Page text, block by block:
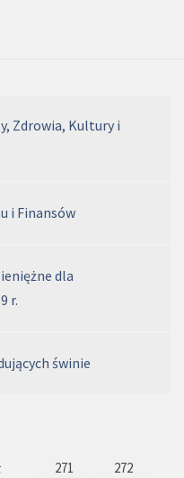
Zdrowia, Kultury i
i Finansów
dla
r.
świnie
271 272